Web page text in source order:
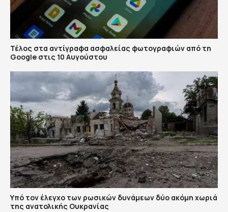
Τέλος στα αντίγραφα ασφαλείας φωτογραφιών από τη
Google στις 10 Αυγούστου
Υπό τον έλεγχο των ρωσικών δυνάμεων δύο ακόμη χωριά
της ανατολικής Ουκρανίας